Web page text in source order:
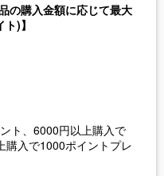
の購入金額に応じて最大
)】
ト、6000円以上購入で
購入で1000ポイントプレ